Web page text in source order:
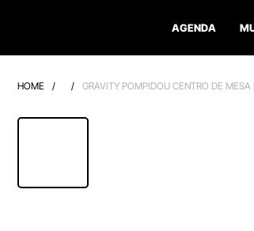
AGENDA
HOME / / GRAVITY POMPIDOU CENTRO DE